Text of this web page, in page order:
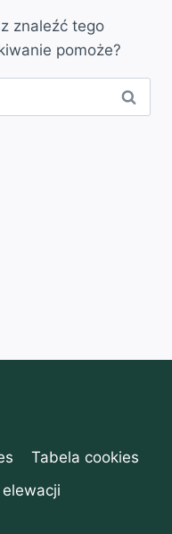
znaleźć tego
pomoże?
Tabela cookies